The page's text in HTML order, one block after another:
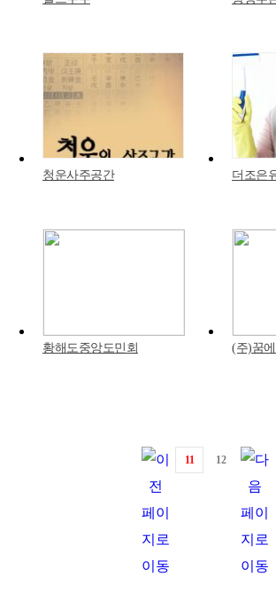
청운사주공간 더조은
황해도중앙도민회 (주)꿈
11 12